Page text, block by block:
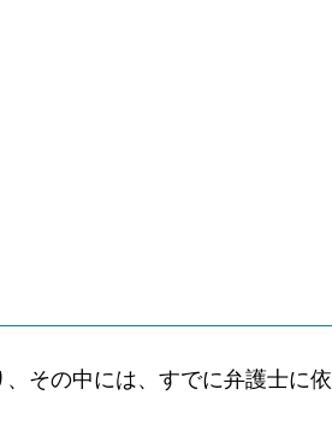
その中には、すでに弁護士に依